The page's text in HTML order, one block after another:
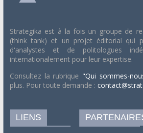
Strategika est à la fois un groupe de
(think tank) et un projet éditorial qui
d'analystes et de politologues
internationalement pour leur expertise.
Consultez la rubrique "Qui sommes-
plus. Pour toute demande :
LIENS